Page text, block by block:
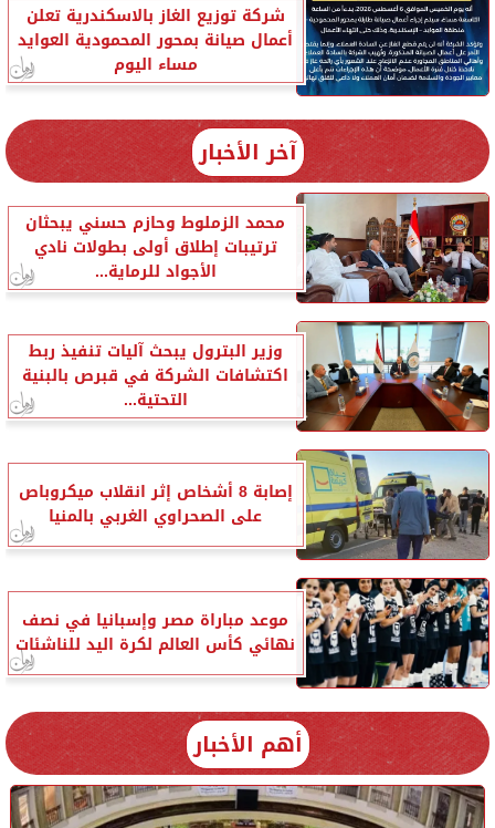
شركة توزيع الغاز بالاسكندرية تعلن
أعمال صيانة بمحور المحمودية العوايد
مساء اليوم
آخر الأخبار
محمد الزملوط وحازم حسني يبحثان
ترتيبات إطلاق أولى بطولات نادي
الأجواد للرماية...
وزير البترول يبحث آليات تنفيذ ربط
اكتشافات الشركة في قبرص بالبنية
التحتية...
إصابة 8 أشخاص إثر انقلاب ميكروباص
على الصحراوي الغربي بالمنيا
موعد مباراة مصر وإسبانيا في نصف
نهائي كأس العالم لكرة اليد للناشئات
أهم الأخبار